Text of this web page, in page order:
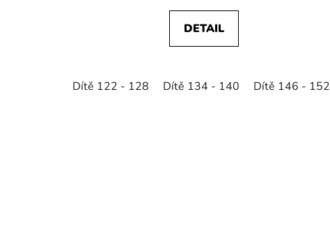
DETAIL
Dítě 122 - 128 Dítě 134 - 140 Dítě 146 - 152